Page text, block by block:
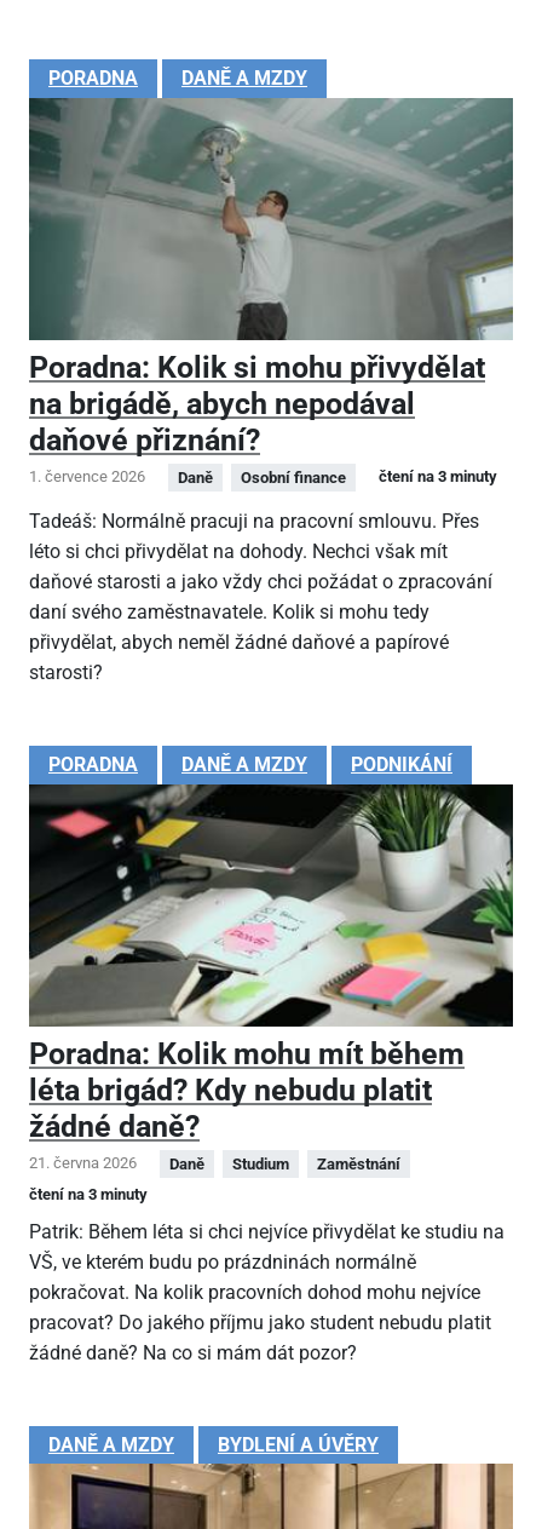
PORADNA DANĚ A MZDY
Poradna: Kolik si mohu přivydělat
na brigádě, abych nepodával
daňové přiznání?
1. července 2026 Daně Osobní finance čtení na 3 minuty
Tadeáš: Normálně pracuji na pracovní smlouvu. Přes
léto si chci přivydělat na dohody. Nechci však mít
daňové starosti a jako vždy chci požádat o zpracování
daní svého zaměstnavatele. Kolik si mohu tedy
přivydělat, abych neměl žádné daňové a papírové
starosti?
PORADNA DANĚ A MZDY PODNIKÁNÍ
Poradna: Kolik mohu mít během
léta brigád? Kdy nebudu platit
žádné daně?
21. června 2026 Daně Studium
Zaměstnání
čtení na 3 minuty
Patrik: Během léta si chci nejvíce přivydělat ke studiu na
VŠ, ve kterém budu po prázdninách normálně
pokračovat. Na kolik pracovních dohod mohu nejvíce
pracovat? Do jakého příjmu jako student nebudu platit
žádné daně? Na co si mám dát pozor?
DANĚ A MZDY BYDLENÍ A ÚVĚRY